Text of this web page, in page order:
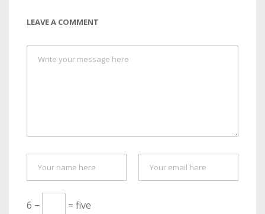
LEAVE A COMMENT
6 − = five